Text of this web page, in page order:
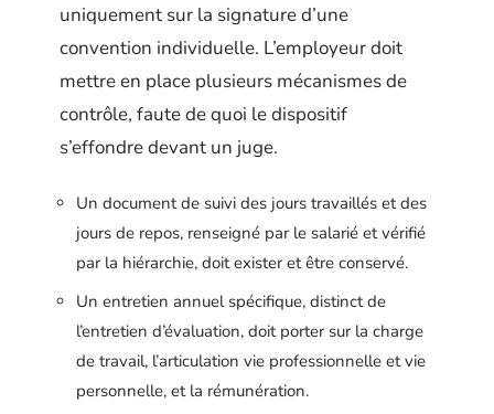
uniquement sur la signature d’une
convention individuelle. L’employeur doit
mettre en place plusieurs mécanismes de
contrôle, faute de quoi le dispositif
s’effondre devant un juge.
Un document de suivi des jours travaillés et des
jours de repos, renseigné par le salarié et vérifié
par la hiérarchie, doit exister et être conservé.
Un entretien annuel spécifique, distinct de
l’entretien d’évaluation, doit porter sur la charge
de travail, l’articulation vie professionnelle et vie
personnelle, et la rémunération.